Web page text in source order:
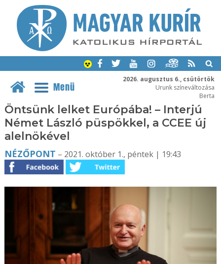
2026. augusztus 6., csütörtök
Urunk színeváltozása
Berta
Menü
Öntsünk lelket Európába! – Interjú
Német László püspökkel, a CCEE új
alelnökével
NÉZŐPONT – 2021. október 1., péntek | 19:43